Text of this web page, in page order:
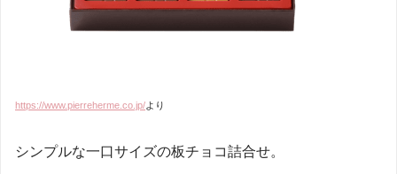
https://www.pierreherme.co.jp/より
シンプルな一口サイズの板チョコ詰合せ。